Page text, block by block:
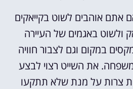
אתם אוהבים לשוט בקייאקים
ולשוט באגמים של העיירה
במקום וגם לצבור חוויה
את השייט רצוי לבצע
צרות על מנת שלא תתקעו